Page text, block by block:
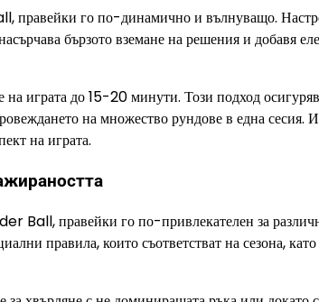
правейки го по-динамично и вълнуващо.
бързото вземане на решения и добавя
играта до 15-20 минути. Този подход
на множество рундове в една сесия.
на играта.
Ball, правейки го по-привлекателен за
правила, които съответстват на сезона,